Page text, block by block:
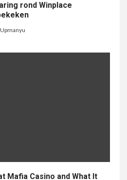
rond Winplace
Mafia Casino and What It